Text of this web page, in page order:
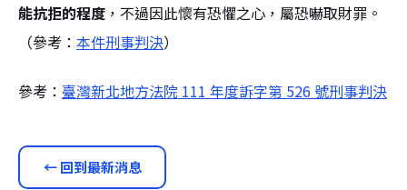
能抗拒的程度 ，不過因此懷有恐懼之心，屬恐嚇取財罪。
（參考： 本件刑事判決）
參考： 臺灣新北地方法院 111 年度訴字第 526 號刑事判決
← 回到最新消息